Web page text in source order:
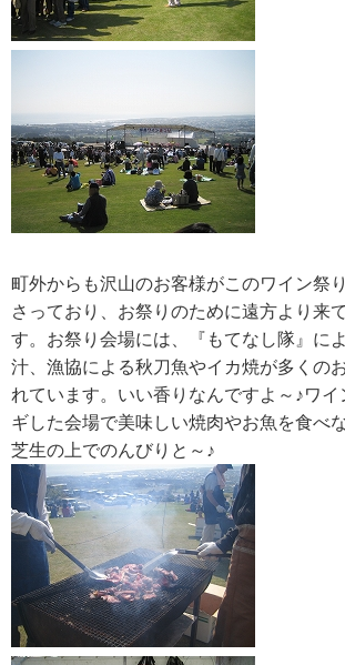
DATA
町外からも沢山のお客様がこのワイン祭
さっており、お祭りのために遠方より来
す。お祭り会場には、『もてなし隊』に
汁、漁協による秋刀魚やイカ焼が多くの
れています。いい香りなんですよ～♪ワイ
ギした会場で美味しい焼肉やお魚を食べ
芝生の上でのんびりと～♪